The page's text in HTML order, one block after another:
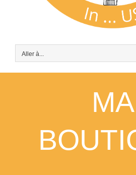
Aller à...
MA